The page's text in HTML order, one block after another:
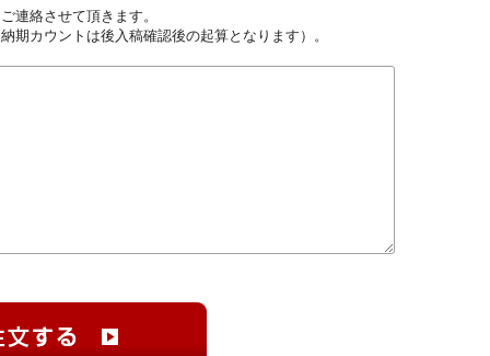
連絡させて頂きます。
期カウントは後入稿確認後の起算となります）。